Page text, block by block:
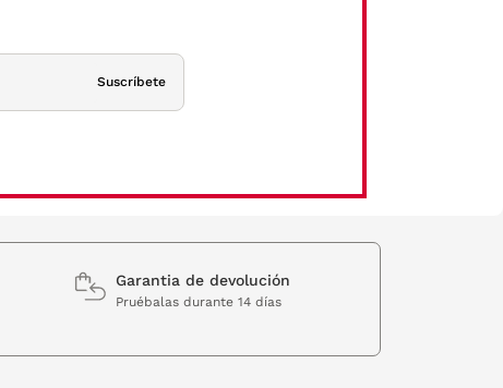
Suscríbete
Garantia de devolución
Pruébalas durante 14 días